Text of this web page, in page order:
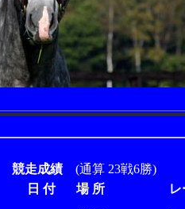
競走成績(通算 23戦6勝)
日 付
場 所